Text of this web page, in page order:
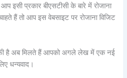
इसी प्रकार बीएसटीसी के बारे में रोजाना
हैं तो आप इस वेबसाइट पर रोजाना विजिट
है अब मिलते हैं आपको अगले लेख में एक नई
धन्यवाद।